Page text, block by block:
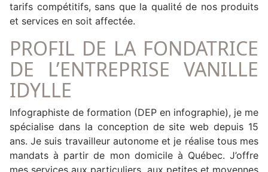
tarifs compétitifs, sans que la qualité de nos produits
et services en soit affectée.
PROFIL DE LA FONDATRICE
DE L’ENTREPRISE VANILLE
IDYLLE
Infographiste de formation (DEP en infographie), je me
spécialise dans la conception de site web depuis 15
ans. Je suis travailleur autonome et je réalise tous mes
mandats à partir de mon domicile à Québec. J’offre